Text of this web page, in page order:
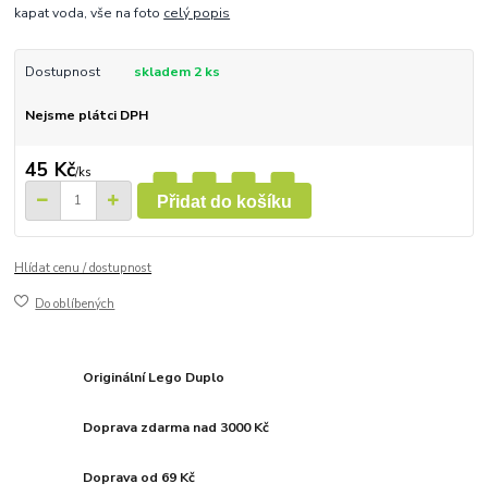
kapat voda, vše na foto celý popis
Dostupnost skladem 2 ks
Nejsme plátci DPH
45 Kč/ks
Přidat do košíku
Hlídat cenu / dostupnost
Do oblíbených
Originální Lego Duplo
Doprava zdarma nad 3000 Kč
Doprava od 69 Kč